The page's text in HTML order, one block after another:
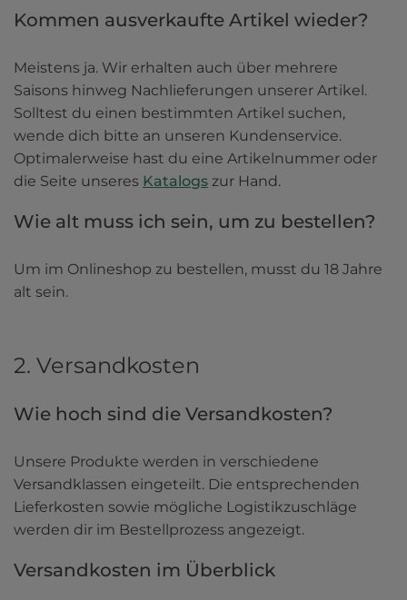
Kommen ausverkaufte Artikel wieder?
Meistens ja. Wir erhalten auch über mehrere
Saisons hinweg Nachlieferungen unserer Artikel.
Solltest du einen bestimmten Artikel suchen,
wende dich bitte an unseren Kundenservice.
Optimalerweise hast du eine Artikelnummer oder
die Seite unseres Katalogs zur Hand.
Wie alt muss ich sein, um zu bestellen?
Um im Onlineshop zu bestellen, musst du 18 Jahre
alt sein.
2. Versandkosten
Wie hoch sind die Versandkosten?
Unsere Produkte werden in verschiedene
Versandklassen eingeteilt. Die entsprechenden
Lieferkosten sowie mögliche Logistikzuschläge
werden dir im Bestellprozess angezeigt.
Versandkosten im Überblick